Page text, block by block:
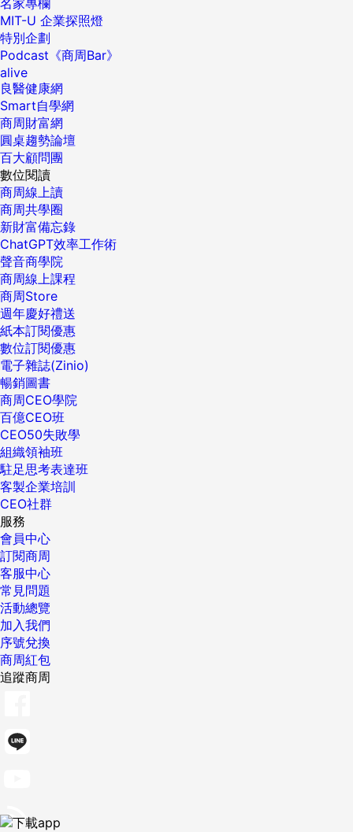
MIT-U 企業探照燈
特別企劃
Podcast《商周Bar》
alive
良醫健康網
Smart自學網
商周財富網
圓桌趨勢論壇
百大顧問團
數位閱讀
商周線上讀
商周共學圈
新財富備忘錄
ChatGPT效率工作術
聲音商學院
商周線上課程
商周Store
週年慶好禮送
紙本訂閱優惠
數位訂閱優惠
電子雜誌(Zinio)
暢銷圖書
商周CEO學院
百億CEO班
CEO50失敗學
組織領袖班
駐足思考表達班
客製企業培訓
CEO社群
服務
會員中心
訂閱商周
客服中心
常見問題
活動總覽
加入我們
序號兌換
商周紅包
追蹤商周